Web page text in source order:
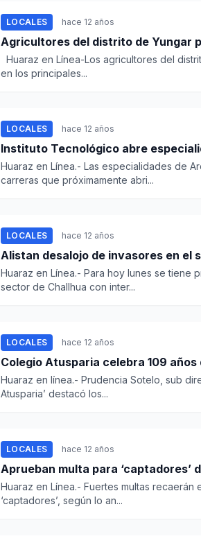
LOCALES hace 12 años
Agricultores del distrito de Yungar
Huaraz en Línea-Los agricultores del
en los principales...
LOCALES hace 12 años
Instituto Tecnológico abre
Huaraz en Línea.- Las especialidades de
carreras que próximamente abri...
LOCALES hace 12 años
Alistan desalojo de invasores en el
Huaraz en Línea.- Para hoy lunes se
sector de Challhua con inter...
LOCALES hace 12 años
Colegio Atusparia celebra 109
Huaraz en línea.- Prudencia Sotelo, sub
Atusparia’ destacó los...
LOCALES hace 12 años
Aprueban multa para ‘captadores’
Huaraz en Línea.- Fuertes multas
‘captadores’, según lo an...